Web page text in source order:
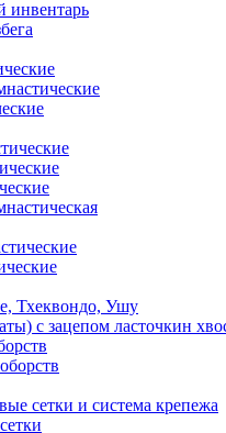
инвентарь
Тхеквондо, Ушу
с зацепом ласточкин
сетки и система крепежа